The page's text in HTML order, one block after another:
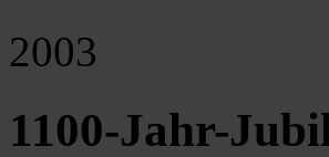
2003
1100-Jahr-